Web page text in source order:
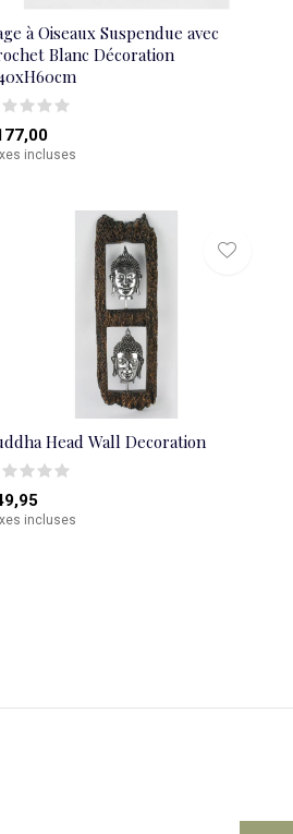
à Oiseaux Suspendue avec
Blanc Décoration
incluses
Head Wall Decoration
incluses